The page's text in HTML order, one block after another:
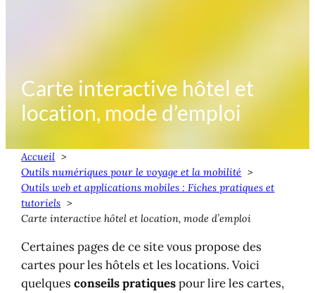
Carte interactive hôtel et
location, mode d’emploi
Accueil
Outils numériques pour le voyage et la mobilité
Outils web et applications mobiles : Fiches pratiques et
tutoriels
Carte interactive hôtel et location, mode d’emploi
Certaines pages de ce site vous propose des
cartes pour les hôtels et les locations. Voici
quelquesconseils pratiquespour lire les cartes,